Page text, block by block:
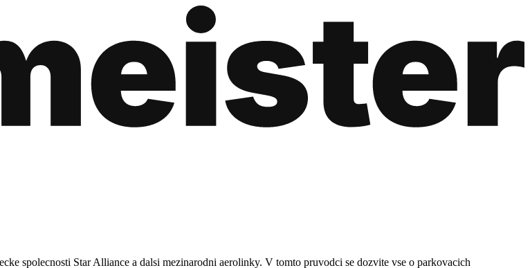
spolecnosti Star Alliance a dalsi mezinarodni aerolinky. V tomto pruvodci se dozvite vse o parkovacich